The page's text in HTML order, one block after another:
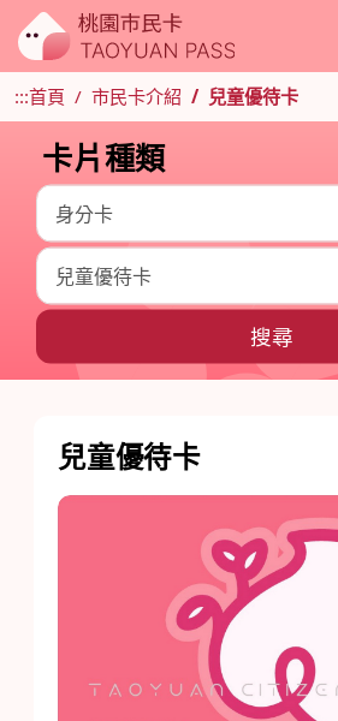
:::首頁 市民卡介紹 兒童優待卡
卡片種類
兒童優待卡